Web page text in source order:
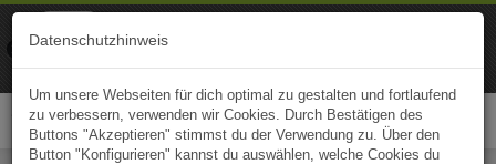
Datenschutzhinweis
Um unsere Webseiten für dich optimal zu gestalten und fortlaufend
zu verbessern, verwenden wir Cookies. Durch Bestätigen des
Buttons "Akzeptieren" stimmst du der Verwendung zu. Über den
Button "Konfigurieren" kannst du auswählen, welche Cookies du
Naviki